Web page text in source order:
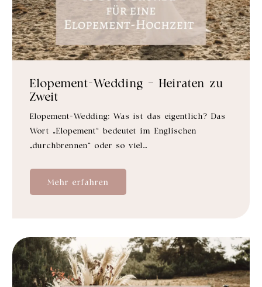
Elopement-Wedding – Heiraten zu
Zweit
Elopement-Wedding: Was ist das eigentlich? Das
Wort „Elopement“ bedeutet im Englischen
„durchbrennen“ oder so viel…
Mehr erfahren